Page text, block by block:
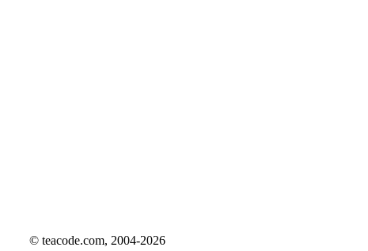
© teacode.com, 2004-2026